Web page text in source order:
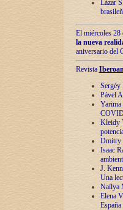
Lázar
El miércoles 28
la nueva
aniversario del
Revista
Sergéy
Pável
Yarima
Kleidy
Dmitry
Isaac
J.
Una
Naílya
Elena
España